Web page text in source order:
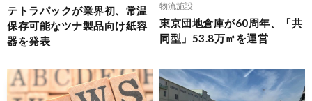
テトラパックが業界初、常温
保存可能なツナ製品向け紙容
器を発表
物流施設
東京団地倉庫が60周年、「共
同型」53.8万㎡を運営